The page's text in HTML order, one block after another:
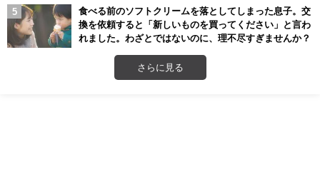
食べる前のソフトクリームを落としてしまった息子。交
換を依頼すると「新しいものを買ってください」と言わ
れました。わざとではないのに、理不尽すぎませんか？
さらに見る